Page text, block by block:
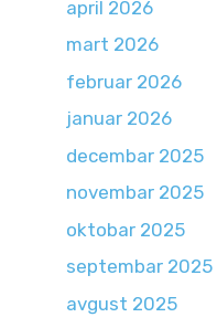
april 2026
mart 2026
februar 2026
januar 2026
decembar 2025
novembar 2025
oktobar 2025
septembar 2025
avgust 2025